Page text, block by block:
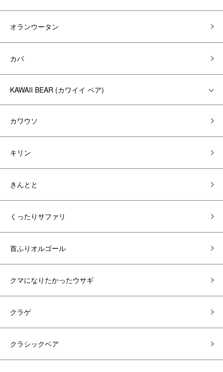
オランウータン
カバ
KAWAII BEAR (カワイイ ベア)
カワウソ
キリン
きんとと
くったりサファリ
首ふりオルゴール
クマになりたかったウサギ
クラゲ
クラシックベア